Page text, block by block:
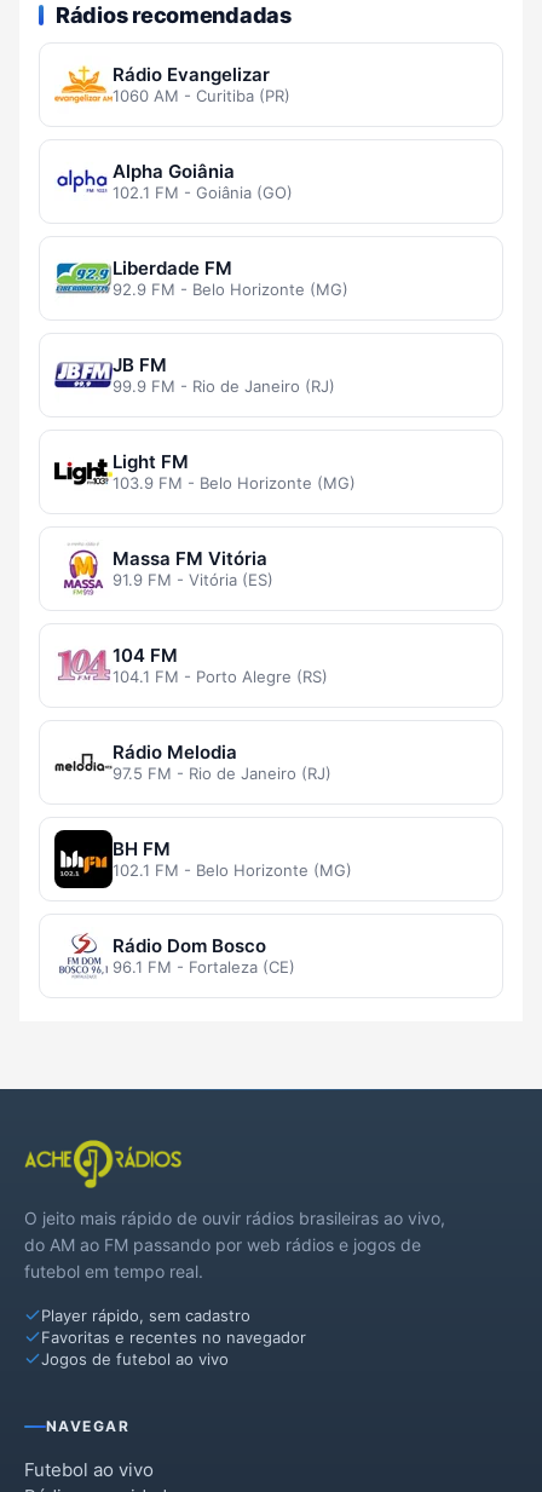
Rádios recomendadas
Rádio Evangelizar
1060 AM - Curitiba (PR)
Alpha Goiânia
102.1 FM - Goiânia (GO)
Liberdade FM
92.9 FM - Belo Horizonte (MG)
JB FM
99.9 FM - Rio de Janeiro (RJ)
Light FM
103.9 FM - Belo Horizonte (MG)
Massa FM Vitória
91.9 FM - Vitória (ES)
104 FM
104.1 FM - Porto Alegre (RS)
Rádio Melodia
97.5 FM - Rio de Janeiro (RJ)
BH FM
102.1 FM - Belo Horizonte (MG)
Rádio Dom Bosco
96.1 FM - Fortaleza (CE)
O jeito mais rápido de ouvir rádios brasileiras ao vivo,
do AM ao FM passando por web rádios e jogos de
futebol em tempo real.
Player rápido, sem cadastro
Favoritas e recentes no navegador
Jogos de futebol ao vivo
NAVEGAR
Futebol ao vivo